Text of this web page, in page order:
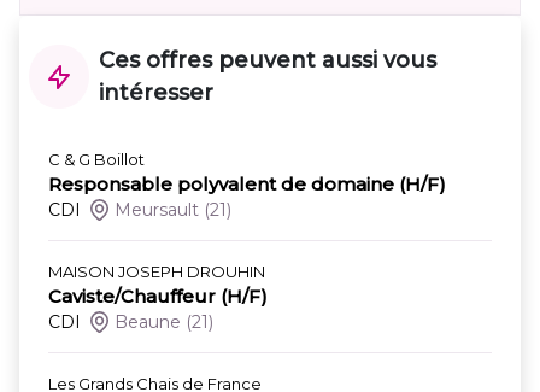
Ces offres peuvent aussi vous
intéresser
C & G Boillot
Responsable polyvalent de domaine (H/F)
CDI Meursault (21)
MAISON JOSEPH DROUHIN
Caviste/Chauffeur (H/F)
CDI Beaune (21)
Les Grands Chais de France